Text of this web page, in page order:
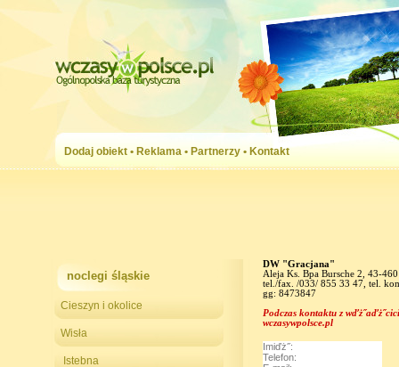
Dodaj obiekt • Reklama • Partnerzy • Kontakt
noclegi śląskie
Cieszyn i okolice
Wisła
Istebna
DW "Gracjana"
Aleja Ks. Bpa Bursche 2, 43-
tel./fax. /033/ 855 33 47, tel.
gg: 8473847
Podczas kontaktu z
wczasywpolsce.pl